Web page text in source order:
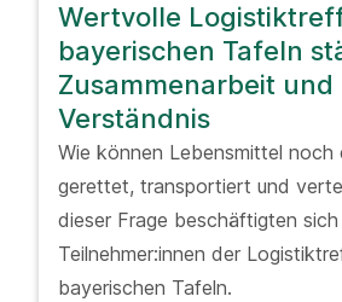
Wertvolle
bayerischen Tafeln
Zusammenarbeit und
Verständnis
Wie können Lebensmittel noch
gerettet, transportiert und
dieser Frage beschäftigten sich
Teilnehmer:innen der
bayerischen Tafeln.